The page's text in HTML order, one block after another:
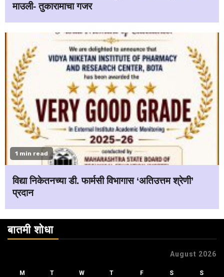
माउली- तुकारामाचा गजर
1 min read
विद्या निकेतनच्या डी. फार्मसी विभागास ‘अतिउत्तम श्रेणी’
प्रदान
बातमी शोधा
August 2026
M T W T F S S